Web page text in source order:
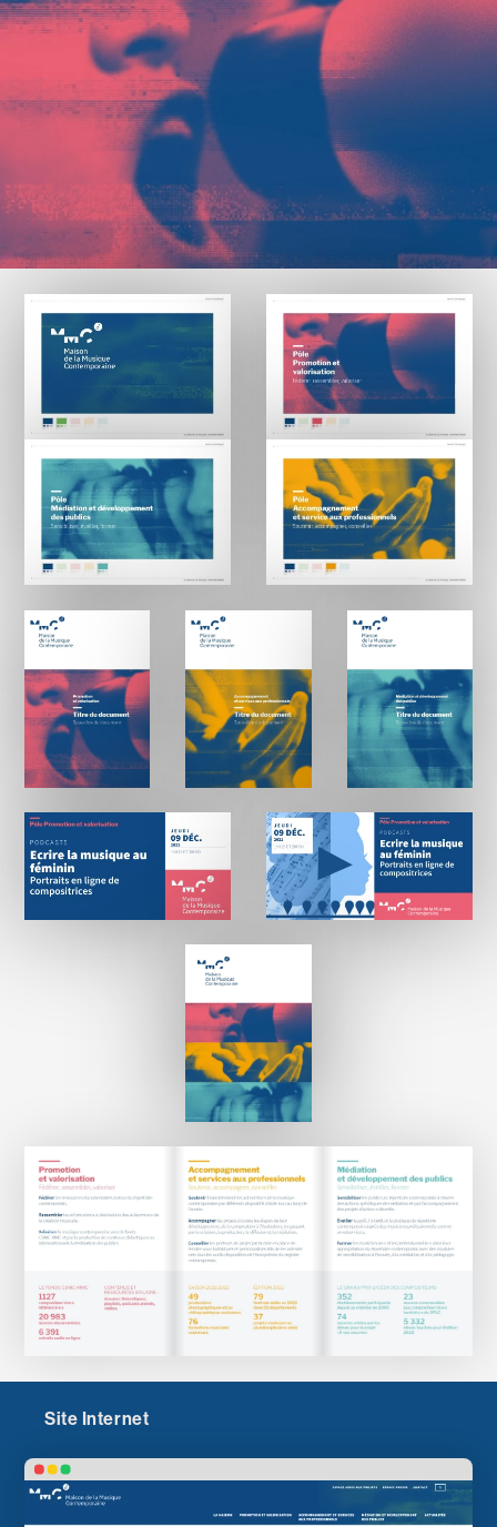
Site Internet